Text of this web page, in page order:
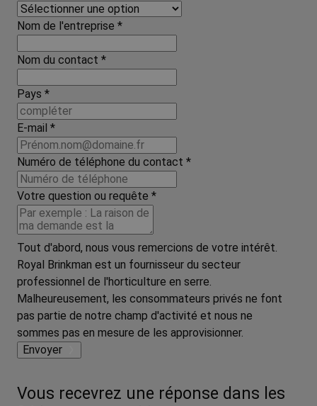
Nom de l'entreprise *
Nom du contact *
Pays *
E-mail *
Numéro de téléphone du contact *
Votre question ou requête *
Tout d'abord, nous vous remercions de votre intérêt.
Royal Brinkman est un fournisseur du secteur
professionnel de l'horticulture en serre.
Malheureusement, les consommateurs privés ne font
pas partie de notre champ d'activité et nous ne
sommes pas en mesure de les approvisionner.
Envoyer
Vous recevrez une réponse dans les